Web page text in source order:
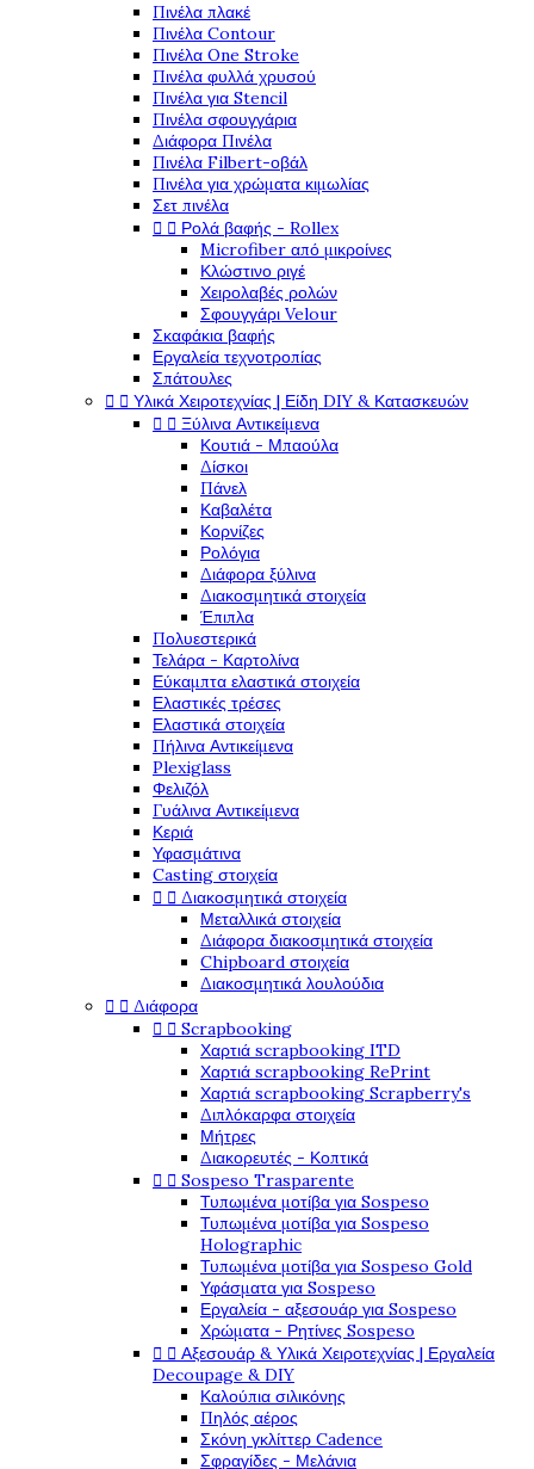
Πινέλα πλακέ
Πινέλα Contour
Πινέλα One Stroke
Πινέλα φυλλά χρυσού
Πινέλα για Stencil
Πινέλα σφουγγάρια
Διάφορα Πινέλα
Πινέλα Filbert-οβάλ
Πινέλα για χρώματα κιμωλίας
Σετ πινέλα
  Ρολά βαφής - Rollex
Microfiber από μικροίνες
Κλώστινο ριγέ
Χειρολαβές ρολών
Σφουγγάρι Velour
Σκαφάκια βαφής
Εργαλεία τεχνοτροπίας
Σπάτουλες
  Υλικά Χειροτεχνίας | Είδη DIY & Κατασκευών
  Ξύλινα Αντικείμενα
Κουτιά - Μπαούλα
Δίσκοι
Πάνελ
Καβαλέτα
Κορνίζες
Ρολόγια
Διάφορα ξύλινα
Διακοσμητικά στοιχεία
Έπιπλα
Πολυεστερικά
Τελάρα - Καρτολίνα
Εύκαμπτα ελαστικά στοιχεία
Ελαστικές τρέσες
Ελαστικά στοιχεία
Πήλινα Αντικείμενα
Plexiglass
Φελιζόλ
Γυάλινα Αντικείμενα
Κεριά
Υφασμάτινα
Casting στοιχεία
  Διακοσμητικά στοιχεία
Μεταλλικά στοιχεία
Διάφορα διακοσμητικά στοιχεία
Chipboard στοιχεία
Διακοσμητικά λουλούδια
  Διάφορα
  Scrapbooking
Χαρτιά scrapbooking ITD
Χαρτιά scrapbooking RePrint
Χαρτιά scrapbooking Scrapberry's
Διπλόκαρφα στοιχεία
Μήτρες
Διακορευτές - Κοπτικά
  Sospeso Trasparente
Τυπωμένα μοτίβα για Sospeso
Τυπωμένα μοτίβα για Sospeso
Holographic
Τυπωμένα μοτίβα για Sospeso Gold
Υφάσματα για Sospeso
Εργαλεία - αξεσουάρ για Sospeso
Χρώματα - Ρητίνες Sospeso
  Αξεσουάρ & Υλικά Χειροτεχνίας | Εργαλεία
Decoupage & DIY
Καλούπια σιλικόνης
Πηλός αέρος
Σκόνη γκλίττερ Cadence
Σφραγίδες - Μελάνια